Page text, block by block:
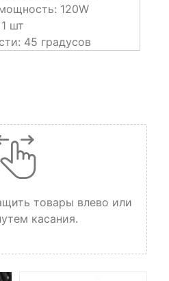
: 120W
1 шт
: 45 градусов
товары влево или
касания.